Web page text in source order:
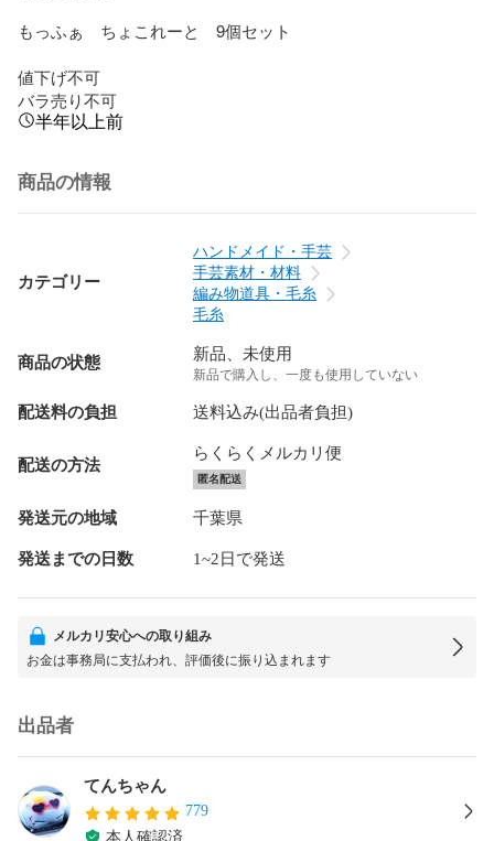
もっふぁ　ちょこれーと　9個セット
値下げ不可
バラ売り不可
半年以上前
商品の情報
カテゴリー
ハンドメイド・手芸
手芸素材・材料
編み物道具・毛糸
毛糸
商品の状態 新品、未使用
新品で購入し、一度も使用していない
配送料の負担 送料込み(出品者負担)
配送の方法
らくらくメルカリ便
匿名配送
発送元の地域 千葉県
発送までの日数 1~2日で発送
メルカリ安心への取り組み
お金は事務局に支払われ、評価後に振り込まれます
出品者
てんちゃん
779
本人確認済